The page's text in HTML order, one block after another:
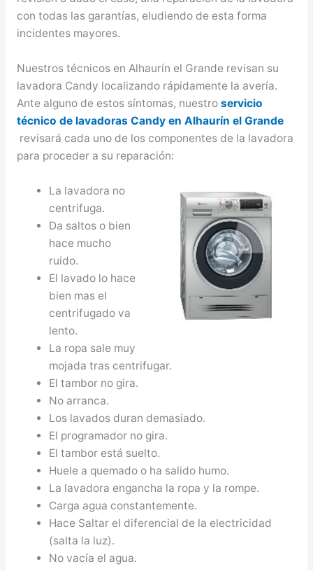
con todas las garantías, eludiendo de esta forma
incidentes mayores.
Nuestros técnicos en Alhaurín el Grande revisan su
lavadora Candy localizando rápidamente la avería.
Ante alguno de estos síntomas, nuestro servicio
técnico de lavadoras Candy en Alhaurín el Grande
revisará cada uno de los componentes de la lavadora
para proceder a su reparación:
La lavadora no
centrifuga.
Da saltos o bien
hace mucho
ruido.
El lavado lo hace
bien mas el
centrifugado va
lento.
La ropa sale muy
mojada tras centrifugar.
El tambor no gira.
No arranca.
Los lavados duran demasiado.
El programador no gira.
El tambor está suelto.
Huele a quemado o ha salido humo.
La lavadora engancha la ropa y la rompe.
Carga agua constantemente.
Hace Saltar el diferencial de la electricidad
(salta la luz).
No vacía el agua.